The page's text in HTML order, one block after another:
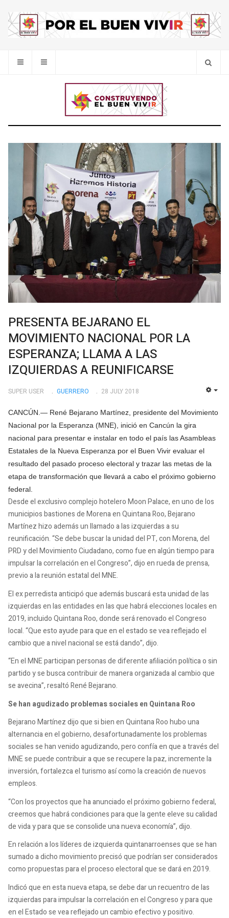
PRESENTA BEJARANO EL
MOVIMIENTO NACIONAL POR LA
ESPERANZA; LLAMA A LAS
IZQUIERDAS A REUNIFICARSE
SUPER USER GUERRERO 28 JULY 2018
CANCÚN.— René Bejarano Martínez, presidente del Movimiento
Nacional por la Esperanza (MNE), inició en Cancún la gira
nacional para presentar e instalar en todo el país las Asambleas
Estatales de la Nueva Esperanza por el Buen Vivir evaluar el
resultado del pasado proceso electoral y trazar las metas de la
etapa de transformación que llevará a cabo el próximo gobierno
federal.
Desde el exclusivo complejo hotelero Moon Palace, en uno de los
municipios bastiones de Morena en Quintana Roo, Bejarano
Martínez hizo además un llamado a las izquierdas a su
reunificación. “Se debe buscar la unidad del PT, con Morena, del
PRD y del Movimiento Ciudadano, como fue en algún tiempo para
impulsar la correlación en el Congreso”, dijo en rueda de prensa,
previo a la reunión estatal del MNE.
El ex perredista anticipó que además buscará esta unidad de las
izquierdas en las entidades en las que habrá elecciones locales en
2019, incluido Quintana Roo, donde será renovado el Congreso
local. “Que esto ayude para que en el estado se vea reflejado el
cambio que a nivel nacional se está dando”, dijo.
“En el MNE participan personas de diferente afiliación política o sin
partido y se busca contribuir de manera organizada al cambio que
se avecina”, resaltó René Bejarano.
Se han agudizado problemas sociales en Quintana Roo
Bejarano Martínez dijo que si bien en Quintana Roo hubo una
alternancia en el gobierno, desafortunadamente los problemas
sociales se han venido agudizando, pero confía en que a través del
MNE se puede contribuir a que se recupere la paz, incremente la
inversión, fortalezca el turismo así como la creación de nuevos
empleos.
“Con los proyectos que ha anunciado el próximo gobierno federal,
creemos que habrá condiciones para que la gente eleve su calidad
de vida y para que se consolide una nueva economía”, dijo.
En relación a los líderes de izquierda quintanarroenses que se han
sumado a dicho movimiento precisó que podrían ser considerados
como propuestas para el proceso electoral que se dará en 2019.
Indicó que en esta nueva etapa, se debe dar un recuentro de las
izquierdas para impulsar la correlación en el Congreso y para que
en el Estado se vea reflejado un cambio efectivo y positivo.